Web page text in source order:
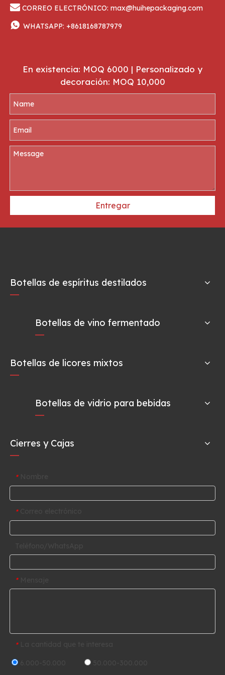
 CORREO ELECTRÓNICO: max@huihepackaging.com
 WHATSAPP: +8618168787979
En existencia: MOQ 6000 | Personalizado y
decoración: MOQ 10,000
Entregar
Botellas de espíritus destilados
Botellas de vino fermentado
Botellas de licores mixtos
Botellas de vidrio para bebidas
Cierres y Cajas
*
*
*
*